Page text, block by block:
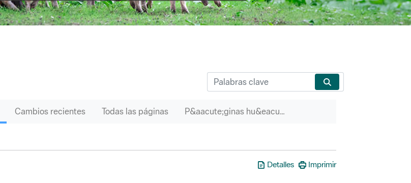
Cambios recientes Todas las páginas P&aacute;ginas hu&eacute;rfanas
Detalles Imprimir